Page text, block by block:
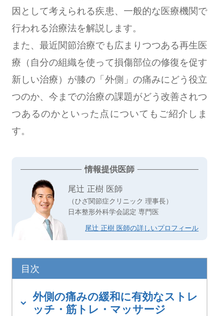
因として考えられる疾患、一般的な医療機関で
行われる治療法を解説します。
また、最近関節治療でも広まりつつある再生医
療（自分の組織を使って損傷部位の修復を促す
新しい治療）が膝の「外側」の痛みにどう役立
つのか、今までの治療の課題がどう改善されつ
つあるのかといった点についてもご紹介しま
す。
情報提供医師
尾辻 正樹 医師
（ひざ関節症クリニック 理事長）
日本整形外科学会認定 専門医
尾辻 正樹 医師の詳しいプロフィール
目次
外側の痛みの緩和に有効なストレ
ッチ・筋トレ・マッサージ